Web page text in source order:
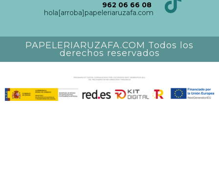
962 06 66 08
hola[arroba]papeleriaruzafa.com
PAPELERIARUZAFA.COM Todos los
derechos reservados